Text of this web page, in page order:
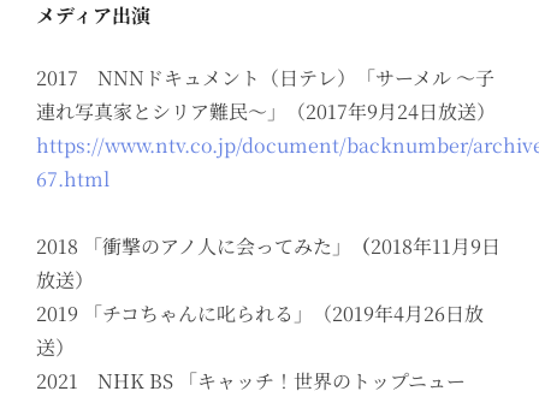
メディア出演
2017 NNNドキュメント（日テレ）「サーメル ～子
連れ写真家とシリア難民～」（2017年9月24日放送）
https://www.ntv.co.jp/document/backnumber/
67.html
2018 「衝撃のアノ人に会ってみた」 （2018年11月9日
放送）
2019 「チコちゃんに叱られる」（2019年4月26日放
送）
2021 NHK BS 「キャッチ！世界のトップニュー